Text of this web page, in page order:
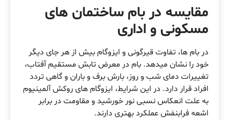
مقایسه در بام ساختمان های
مسکونی و اداری
در بام ها، تفاوت قیرگونی و ایزوگام بیش از هر جای دیگر
خود را نشان میدهد. بام در معرض تابش مستقیم آفتاب،
تغییرات دمای شب و روز، بارش برف و باران و گاهی تردد
افراد قرار دارد. در این شرایط، ایزوگام های روکش آلمینیوم
به علت انعکاس نسبی نور خورشید و مقاومت در برابر
اشعه فرابنفش عملکرد بهتری دارند.